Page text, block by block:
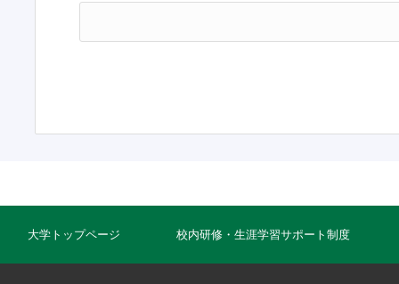
大学トップページ 校内研修・生涯学習サポート制度